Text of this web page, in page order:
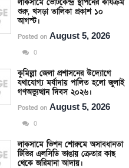
লাকসামে ভোটকেন্দ্র স্থাপনের কার্যক্রম
শুরু, খসড়া তালিকা প্রকাশ ১০
আগস্ট।
Posted onAugust 5, 2026
0
কুমিল্লা জেলা প্রশাসনের উদ্যোগে
যথাযোগ্য মর্যাদায় পালিত হলো জুলাই
গণঅভ্যুত্থান দিবস ২০২৬।
Posted onAugust 5, 2026
0
লাকসামে ভিশন শোরুমে অসাবধানতা
টিভির এলসিডি ভাঙায় ক্রেতার কাছ
থেকে জরিমানা আদায়।